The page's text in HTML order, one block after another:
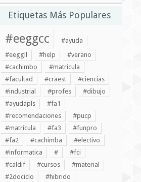
Etiquetas Más Populares
#eeggcc
#ayuda
#eeggll
#help
#verano
#cachimbo
#matricula
#facultad
#craest
#ciencias
#industrial
#profes
#dibujo
#ayudapls
#fa1
#recomendaciones
#pucp
#matrícula
#fa3
#funpro
#fa2
#cachimba
#electivo
#informatica
#
#fci
#caldif
#cursos
#material
#2dociclo
#hibrido